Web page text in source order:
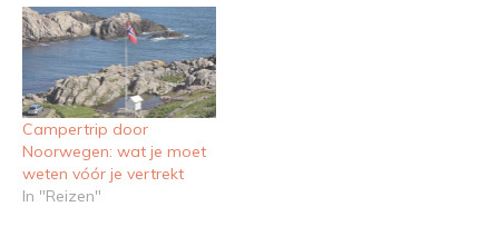
Campertrip door
Noorwegen: wat je moet
weten vóór je vertrekt
In "Reizen"